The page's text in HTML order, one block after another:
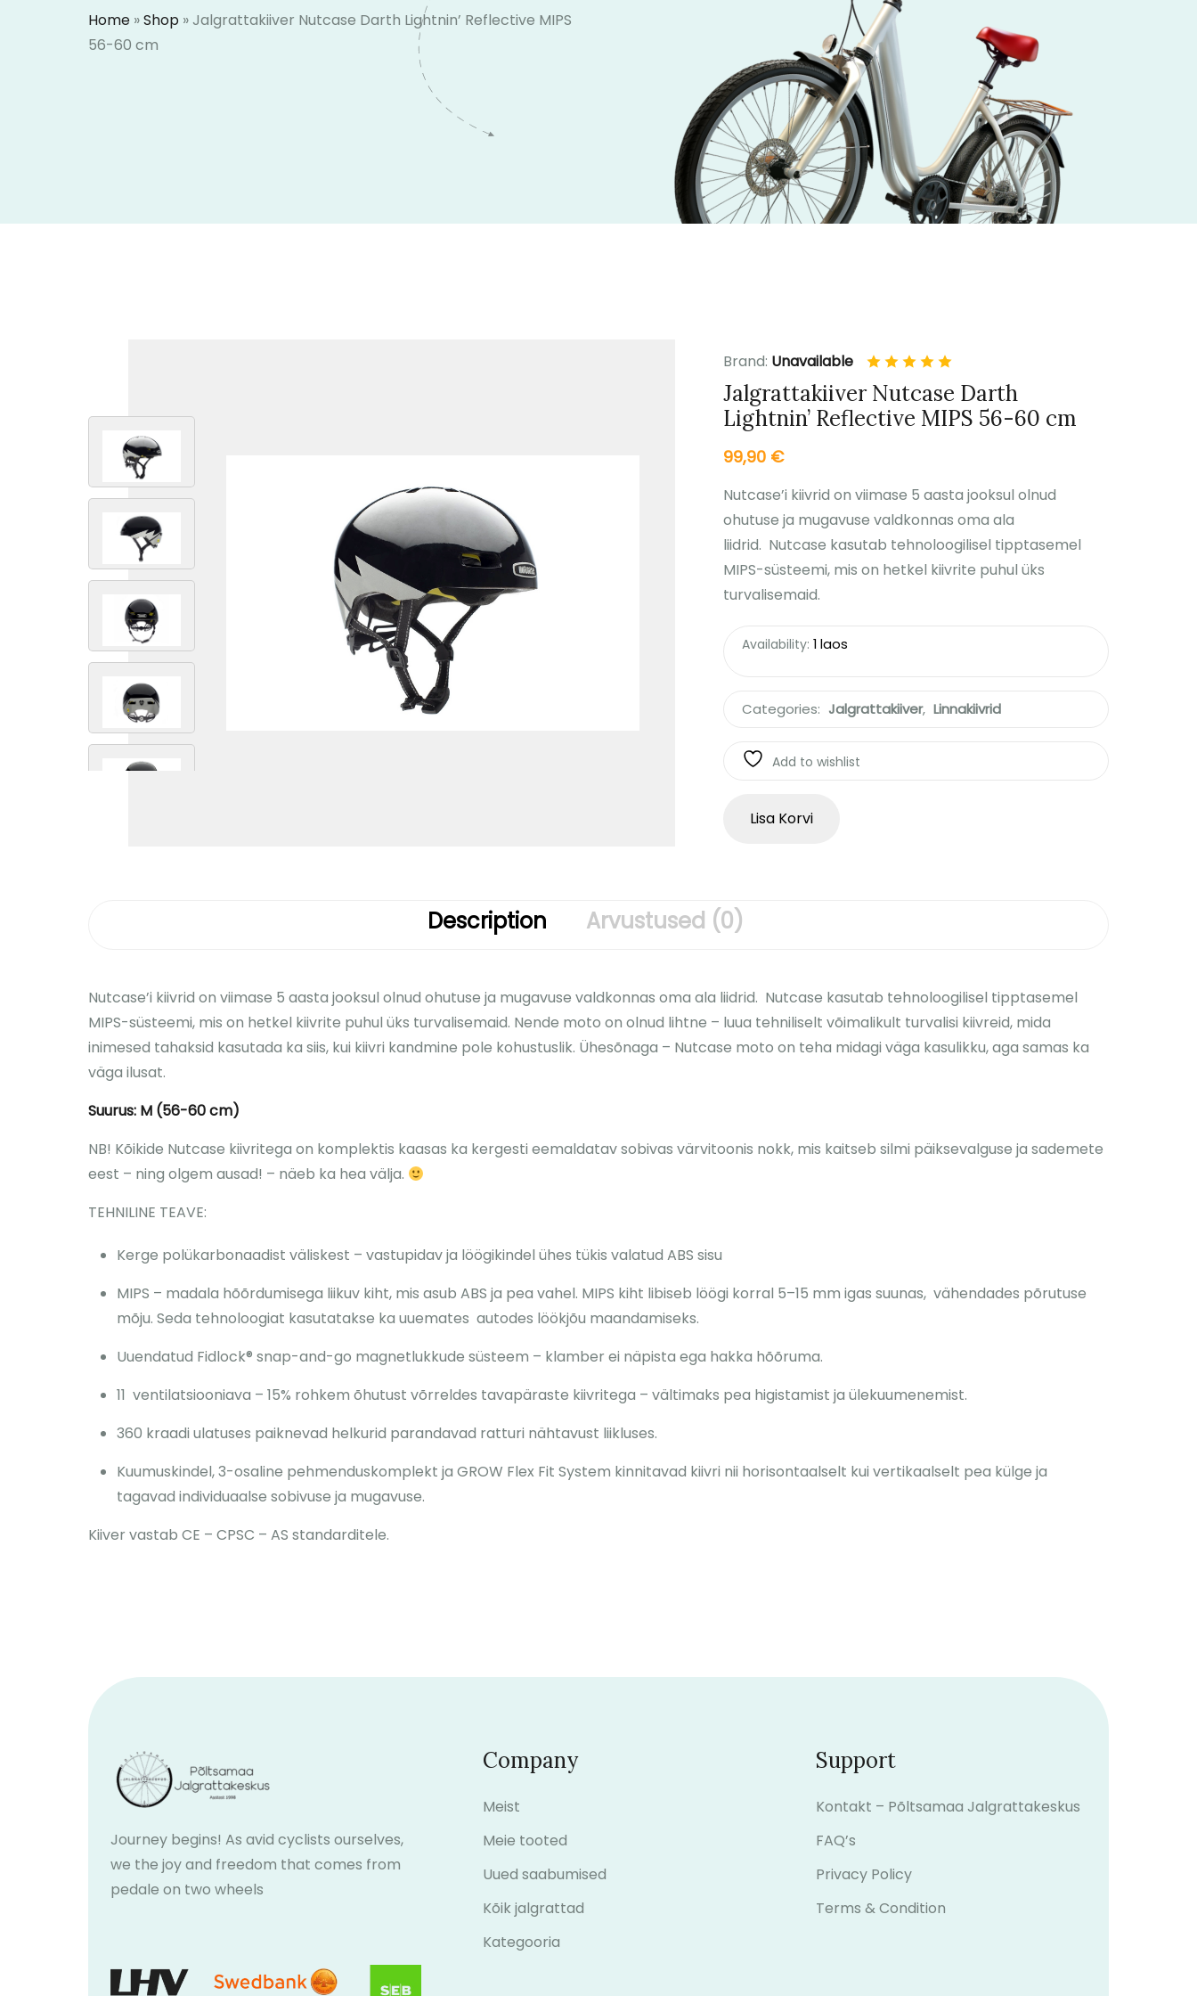
Home »Shop »Jalgrattakiiver Nutcase Darth Lightnin’ Reflective MIPS
56-60 cm
Brand: Unavailable
Jalgrattakiiver Nutcase Darth
Lightnin’ Reflective MIPS 56-60 cm
99,90 €
Nutcase’i kiivrid on viimase 5 aasta jooksul olnud
ohutuse ja mugavuse valdkonnas oma ala
liidrid. Nutcase kasutab tehnoloogilisel tipptasemel
MIPS-süsteemi, mis on hetkel kiivrite puhul üks
turvalisemaid.
Availability: 1 laos
Categories: Jalgrattakiiver, Linnakiivrid
Add to wishlist
Lisa Korvi
Description Arvustused (0)
Nutcase’i kiivrid on viimase 5 aasta jooksul olnud ohutuse ja mugavuse valdkonnas oma ala liidrid. Nutcase kasutab tehnoloogilisel tipptasemel
MIPS-süsteemi, mis on hetkel kiivrite puhul üks turvalisemaid. Nende moto on olnud lihtne – luua tehniliselt võimalikult turvalisi kiivreid, mida
inimesed tahaksid kasutada ka siis, kui kiivri kandmine pole kohustuslik. Ühesõnaga – Nutcase moto on teha midagi väga kasulikku, aga samas ka
väga ilusat.
Suurus: M (56-60 cm)
NB! Kõikide Nutcase kiivritega on komplektis kaasas ka kergesti eemaldatav sobivas värvitoonis nokk, mis kaitseb silmi päiksevalguse ja sademete
eest – ning olgem ausad! – näeb ka hea välja.
TEHNILINE TEAVE:
Kerge polükarbonaadist väliskest – vastupidav ja löögikindel ühes tükis valatud ABS sisu
MIPS – madala hõõrdumisega liikuv kiht, mis asub ABS ja pea vahel. MIPS kiht libiseb löögi korral 5–15 mm igas suunas, vähendades põrutuse
mõju. Seda tehnoloogiat kasutatakse ka uuemates autodes löökjõu maandamiseks.
Uuendatud Fidlock® snap-and-go magnetlukkude süsteem – klamber ei näpista ega hakka hõõruma.
11 ventilatsiooniava – 15% rohkem õhutust võrreldes tavapäraste kiivritega – vältimaks pea higistamist ja ülekuumenemist.
360 kraadi ulatuses paiknevad helkurid parandavad ratturi nähtavust liikluses.
Kuumuskindel, 3-osaline pehmenduskomplekt ja GROW Flex Fit System kinnitavad kiivri nii horisontaalselt kui vertikaalselt pea külge ja
tagavad individuaalse sobivuse ja mugavuse.
Kiiver vastab CE – CPSC – AS standarditele.
Journey begins! As avid cyclists ourselves,
we the joy and freedom that comes from
pedale on two wheels
Company
Meist
Meie tooted
Uued saabumised
Kõik jalgrattad
Kategooria
Support
Kontakt – Põltsamaa Jalgrattakeskus
FAQ’s
Privacy Policy
Terms & Condition